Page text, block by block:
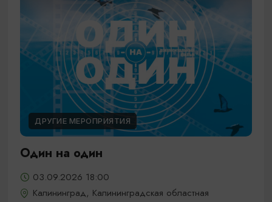
ДРУГИЕ МЕРОПРИЯТИЯ
Один на один
03.09.2026 18:00
Калининград, Калининградская областная